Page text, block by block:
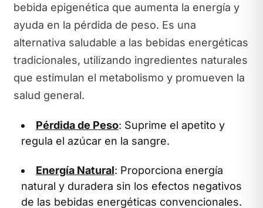
bebida epigenética que aumenta la energía y
ayuda en la pérdida de peso. Es una
alternativa saludable a las bebidas energéticas
tradicionales, utilizando ingredientes naturales
que estimulan el metabolismo y promueven la
salud general.
Pérdida de Peso: Suprime el apetito y
regula el azúcar en la sangre.
Energía Natural: Proporciona energía
natural y duradera sin los efectos negativos
de las bebidas energéticas convencionales.